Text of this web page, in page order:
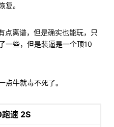
复。
点离谱，但是确实也能玩，只
一些，但是装逼是一个顶10
点牛就毒不死了。
速 2S